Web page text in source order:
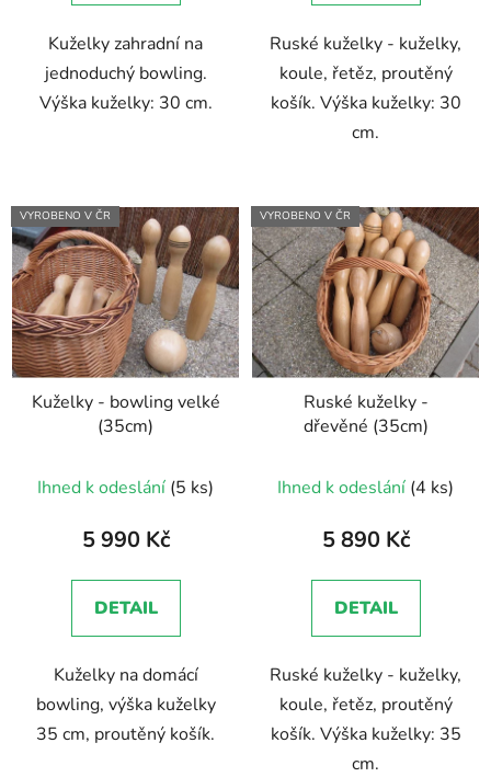
hvězdiček.
Kuželky zahradní na
jednoduchý bowling.
Výška kuželky: 30 cm.
hvězdiček.
Ruské kuželky - kuželky,
koule, řetěz, proutěný
košík. Výška kuželky: 30
cm.
VYROBENO V ČR
Kuželky - bowling velké
(35cm)
Ihned k odeslání (5 ks)
5 990 Kč
DETAIL
Kuželky na domácí
bowling, výška kuželky
35 cm, proutěný košík.
VYROBENO V ČR
Ruské kuželky -
dřevěné (35cm)
Ihned k odeslání (4 ks)
5 890 Kč
DETAIL
Ruské kuželky - kuželky,
koule, řetěz, proutěný
košík. Výška kuželky: 35
cm.